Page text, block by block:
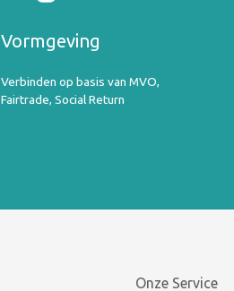
Vormgeving
Verbinden op basis van MVO,
Fairtrade, Social Return
Onze Service